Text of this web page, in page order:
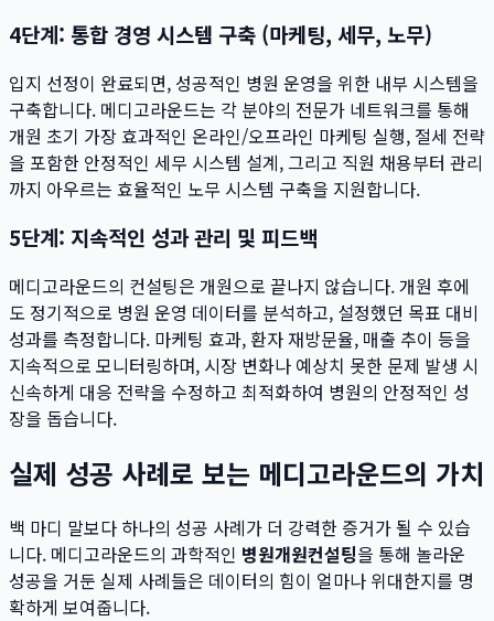
4단계: 통합 경영 시스템 구축 (마케팅, 세무, 노무)
입지 선정이 완료되면, 성공적인 병원 운영을 위한 내부 시스템을
구축합니다. 메디고라운드는 각 분야의 전문가 네트워크를 통해
개원 초기 가장 효과적인 온라인/오프라인 마케팅 실행, 절세 전략
을 포함한 안정적인 세무 시스템 설계, 그리고 직원 채용부터 관리
까지 아우르는 효율적인 노무 시스템 구축을 지원합니다.
5단계: 지속적인 성과 관리 및 피드백
메디고라운드의 컨설팅은 개원으로 끝나지 않습니다. 개원 후에
도 정기적으로 병원 운영 데이터를 분석하고, 설정했던 목표 대비
성과를 측정합니다. 마케팅 효과, 환자 재방문율, 매출 추이 등을
지속적으로 모니터링하며, 시장 변화나 예상치 못한 문제 발생 시
신속하게 대응 전략을 수정하고 최적화하여 병원의 안정적인 성
장을 돕습니다.
실제 성공 사례로 보는 메디고라운드의 가치
백 마디 말보다 하나의 성공 사례가 더 강력한 증거가 될 수 있습
니다. 메디고라운드의 과학적인 병원개원컨설팅을 통해 놀라운
성공을 거둔 실제 사례들은 데이터의 힘이 얼마나 위대한지를 명
확하게 보여줍니다.